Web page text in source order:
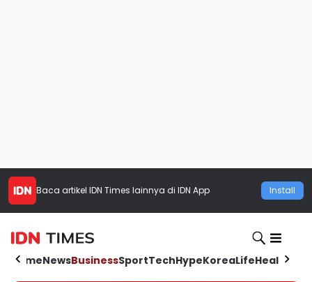
Baca artikel IDN Times lainnya di IDN App Install
HomeNewsBusinessSportTechHypeKoreaLifeHealth